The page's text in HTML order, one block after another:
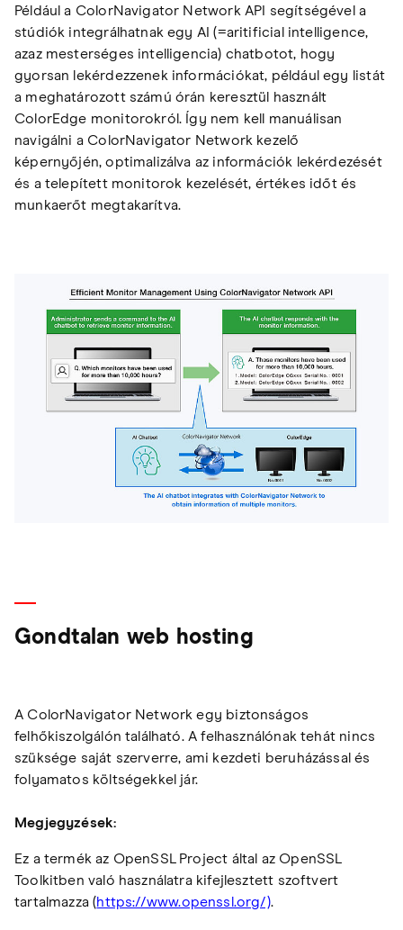
Például a ColorNavigator Network API segítségével a
stúdiók integrálhatnak egy AI (=aritificial intelligence,
azaz mesterséges intelligencia) chatbotot, hogy
gyorsan lekérdezzenek információkat, például egy listát
a meghatározott számú órán keresztül használt
ColorEdge monitorokról. Így nem kell manuálisan
navigálni a ColorNavigator Network kezelő
képernyőjén, optimalizálva az információk lekérdezését
és a telepített monitorok kezelését, értékes időt és
munkaerőt megtakarítva.
Gondtalan web hosting
A ColorNavigator Network egy biztonságos
felhőkiszolgálón található. A felhasználónak tehát nincs
szüksége saját szerverre, ami kezdeti beruházással és
folyamatos költségekkel jár.
Megjegyzések:
Ez a termék az OpenSSL Project által az OpenSSL
Toolkitben való használatra kifejlesztett szoftvert
tartalmazza (https://www.openssl.org/).